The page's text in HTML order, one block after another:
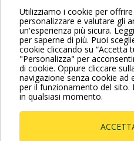
Utilizziamo i cookie per
personalizzare e valutare gli
un'esperienza più sicura.
per saperne di più. Puoi
cookie cliccando su “Accetta
"Personalizza" per
di cookie. Oppure cliccare
navigazione senza cookie ad
per il funzionamento del sito.
in qualsiasi momento.
Per maggiori informazioni
VAI ALLA